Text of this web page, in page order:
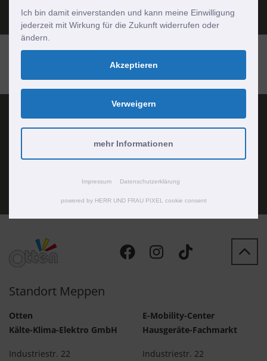
Standort Bramsche
Standort Meppen
Otten
Kälte-Klima-Elektro GmbH
Industriestr. 22
E-Mobility-Center
Hausgeräte-Fachmarkt
Industriestr. 22
Ich bin damit einverstanden und kann meine Einwilligung
jederzeit mit Wirkung für die Zukunft widerrufen oder
ändern.
Akzeptieren
Verweigern
mehr Informationen
Impressum Datenschutzerklärung
powered by HERR UND FRAU PIXEL cookie consent